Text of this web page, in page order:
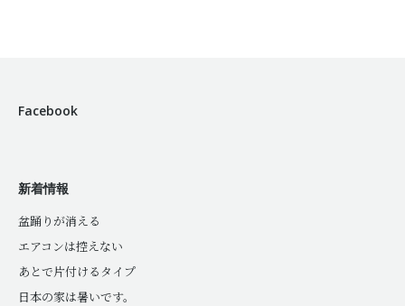
Facebook
新着情報
盆踊りが消える
エアコンは控えない
あとで片付けるタイプ
日本の家は暑いです。